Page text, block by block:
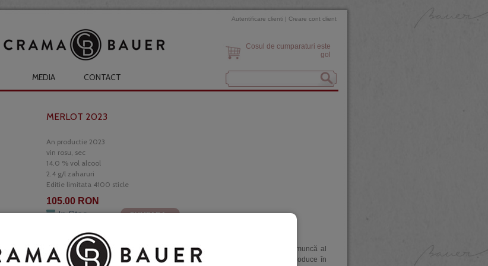
Autentificare clienti | Creare cont client
Cosul de cumparaturi este
gol
MEDIA CONTACT
MERLOT 2023
An productie 2023
vin rosu, sec
14.0 % vol alcool
2.4 g/l zaharuri
Editie limitata 4100 sticle
105.00 RON
In Stoc
CUMPARA
De ani buni un ghid al vinurilor foarte popular numeşte Merlot “Calul de muncă al
soiurilor roşii Româneşti” - aceasta însemnând că de cele mai multe ori produce în